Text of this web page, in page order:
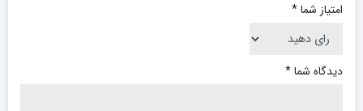
امتیاز شما*
دیدگاه شما*